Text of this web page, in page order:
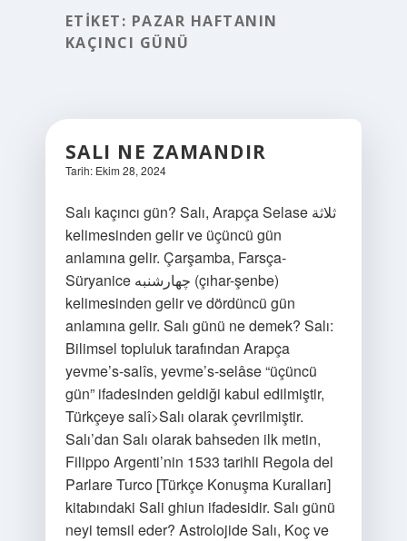
ETIKET: PAZAR HAFTANIN
KAÇINCI GÜNÜ
SALI NE ZAMANDIR
Tarih: Ekim 28, 2024
Salı kaçıncı gün? Salı, Arapça Selase ثلاثة
kelimesinden gelir ve üçüncü gün
anlamına gelir. Çarşamba, Farsça-
Süryanice چهارشنبه (çıhar-şenbe)
kelimesinden gelir ve dördüncü gün
anlamına gelir. Salı günü ne demek? Salı:
Bilimsel topluluk tarafından Arapça
yevme’s-salîs, yevme’s-selâse “üçüncü
gün” ifadesinden geldiği kabul edilmiştir,
Türkçeye salî>Salı olarak çevrilmiştir.
Salı’dan Salı olarak bahseden ilk metin,
Filippo Argenti’nin 1533 tarihli Regola del
Parlare Turco [Türkçe Konuşma Kuralları]
kitabındaki Sali ghiun ifadesidir. Salı günü
neyi temsil eder? Astrolojide Salı, Koç ve